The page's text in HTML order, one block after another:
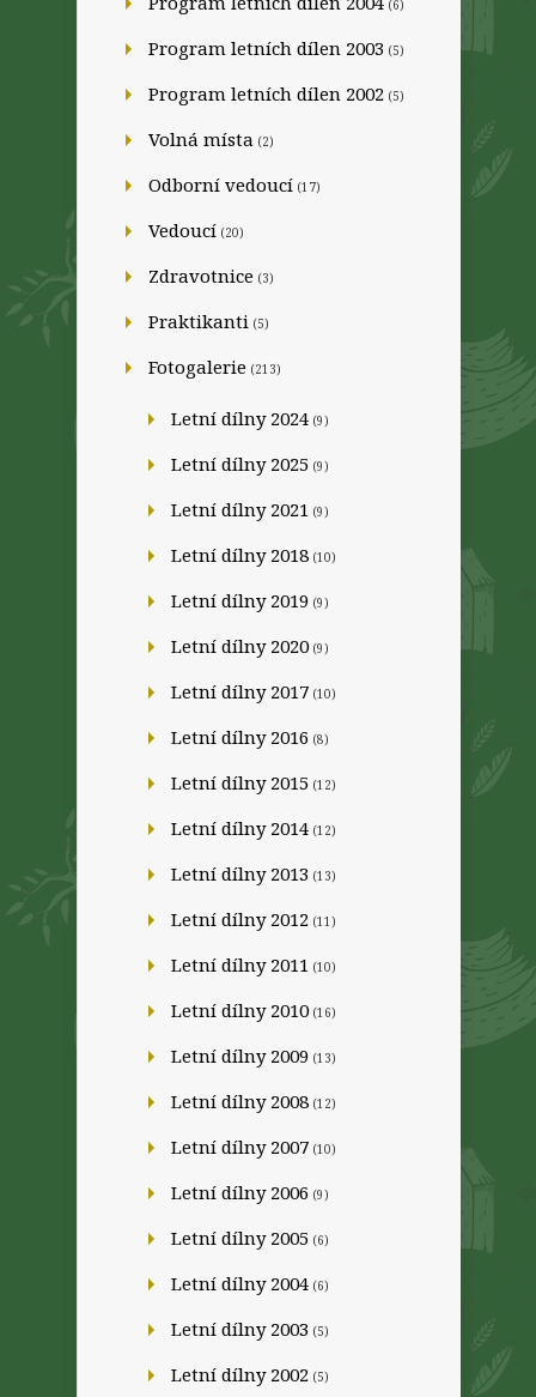
(6)
Program letních dílen 2003 (5)
Program letních dílen 2002 (5)
Volná místa (2)
Odborní vedoucí (17)
Vedoucí (20)
Zdravotnice (3)
Praktikanti (5)
Fotogalerie (213)
Letní dílny 2024 (9)
Letní dílny 2025 (9)
Letní dílny 2021 (9)
Letní dílny 2018 (10)
Letní dílny 2019 (9)
Letní dílny 2020 (9)
Letní dílny 2017 (10)
Letní dílny 2016 (8)
Letní dílny 2015 (12)
Letní dílny 2014 (12)
Letní dílny 2013 (13)
Letní dílny 2012 (11)
Letní dílny 2011 (10)
Letní dílny 2010 (16)
Letní dílny 2009 (13)
Letní dílny 2008 (12)
Letní dílny 2007 (10)
Letní dílny 2006 (9)
Letní dílny 2005 (6)
Letní dílny 2004 (6)
Letní dílny 2003 (5)
Letní dílny 2002 (5)